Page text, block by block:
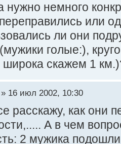
нужно немного
или
ли они
голые:),
широка скажем 1
» 16 июл 2002, 10:30
расскажу, как они
А в чем
2 мужика